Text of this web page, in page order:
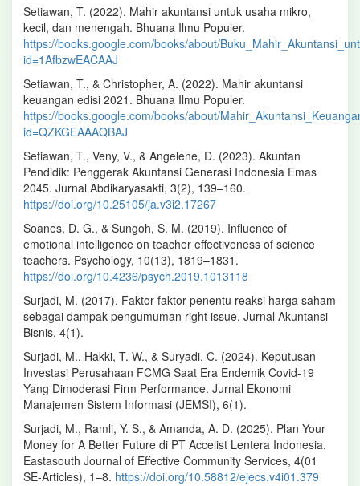
Setiawan, T. (2022). Mahir akuntansi untuk usaha mikro,
kecil, dan menengah. Bhuana Ilmu Populer.
https://books.google.com/books/about/
id=1AfbzwEACAAJ
Setiawan, T., & Christopher, A. (2022). Mahir akuntansi
keuangan edisi 2021. Bhuana Ilmu Populer.
https://books.google.com/books/about/
id=QZKGEAAAQBAJ
Setiawan, T., Veny, V., & Angelene, D. (2023). Akuntan
Pendidik: Penggerak Akuntansi Generasi Indonesia Emas
2045. Jurnal Abdikaryasakti, 3(2), 139–160.
https://doi.org/10.25105/ja.v3i2.17267
Soanes, D. G., & Sungoh, S. M. (2019). Influence of
emotional intelligence on teacher effectiveness of science
teachers. Psychology, 10(13), 1819–1831.
https://doi.org/10.4236/psych.2019.1013118
Surjadi, M. (2017). Faktor-faktor penentu reaksi harga saham
sebagai dampak pengumuman right issue. Jurnal Akuntansi
Bisnis, 4(1).
Surjadi, M., Hakki, T. W., & Suryadi, C. (2024). Keputusan
Investasi Perusahaan FCMG Saat Era Endemik Covid-19
Yang Dimoderasi Firm Performance. Jurnal Ekonomi
Manajemen Sistem Informasi (JEMSI), 6(1).
Surjadi, M., Ramli, Y. S., & Amanda, A. D. (2025). Plan Your
Money for A Better Future di PT Accelist Lentera Indonesia.
Eastasouth Journal of Effective Community Services, 4(01
SE-Articles), 1–8. https://doi.org/10.58812/ejecs.v4i01.379